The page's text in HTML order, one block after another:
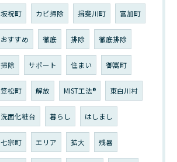
坂祝町 カビ掃除 揖斐川町 富加町
おすすめ 徹底 排除 徹底排除
掃除 サポート 住まい 御嵩町
笠松町 解放 MIST工法®︎ 東白川村
洗面化粧台 暮らし はしまし
七宗町 エリア 拡大 残暑